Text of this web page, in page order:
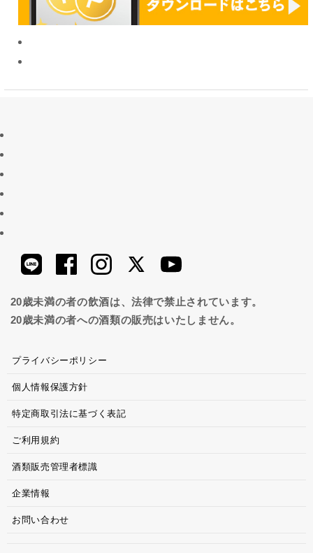
20歳未満の者の飲酒は、法律で禁止されています。
20歳未満の者への酒類の販売はいたしません。
プライバシーポリシー
個人情報保護方針
特定商取引法に基づく表記
ご利用規約
酒類販売管理者標識
企業情報
お問い合わせ